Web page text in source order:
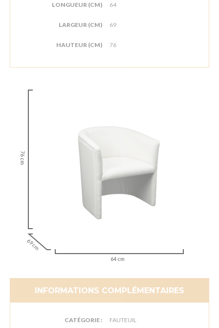
LONGUEUR (CM) 64
LARGEUR (CM) 69
HAUTEUR (CM) 76
76 cm
69 cm
64 cm
INFORMATIONS COMPLÉMENTAIRES
CATÉGORIE : FAUTEUIL